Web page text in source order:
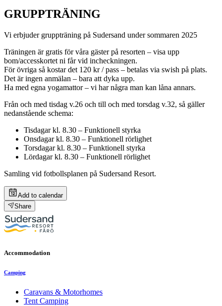
GRUPPTRÄNING
Vi erbjuder gruppträning på Sudersand under sommaren 2025
Träningen är gratis för våra gäster på resorten – visa upp
bom/accesskortet ni får vid incheckningen.
För övriga så kostar det 120 kr / pass – betalas via swish på plats.
Det är ingen anmälan – bara att dyka upp.
Ha med egna yogamattor – vi har några man kan låna annars.
Från och med tisdag v.26 och till och med torsdag v.32, så gäller
nedanstående schema:
Tisdagar kl. 8.30 – Funktionell styrka
Onsdagar kl. 8.30 – Funktionell rörlighet
Torsdagar kl. 8.30 – Funktionell styrka
Lördagar kl. 8.30 – Funktionell rörlighet
Samling vid fotbollsplanen på Sudersand Resort.
Add to calendar
Share
Accommodation
Camping
Caravans & Motorhomes
Tent Camping